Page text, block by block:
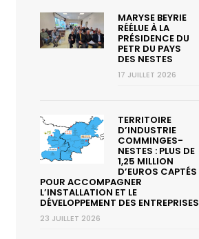
MARYSE BEYRIE
RÉÉLUE À LA
PRÉSIDENCE DU
PETR DU PAYS
DES NESTES
17 JUILLET 2026
TERRITOIRE
D’INDUSTRIE
COMMINGES-
NESTES : PLUS DE
1,25 MILLION
D’EUROS CAPTÉS
POUR ACCOMPAGNER
L’INSTALLATION ET LE
DÉVELOPPEMENT DES ENTREPRISES
23 JUILLET 2026